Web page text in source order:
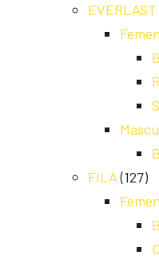
EVERLAST
FILA (127)